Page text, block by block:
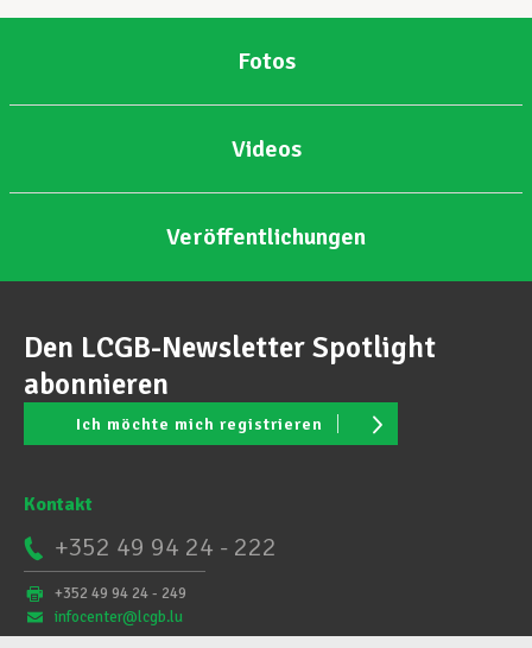
Fotos
Videos
Veröffentlichungen
Den LCGB-Newsletter Spotlight
abonnieren
Ich möchte mich registrieren
Kontakt
+352 49 94 24 - 222
+352 49 94 24 - 249
infocenter@lcgb.lu